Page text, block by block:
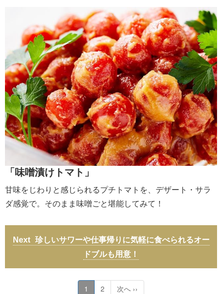
「味噌漬けトマト」
甘味をじわりと感じられるプチトマトを、デザート・サラ
ダ感覚で。そのまま味噌ごと堪能してみて！
珍しいサワーや仕事帰りに気軽に食べられるオー
ドブルも用意！
1 2 次へ ››